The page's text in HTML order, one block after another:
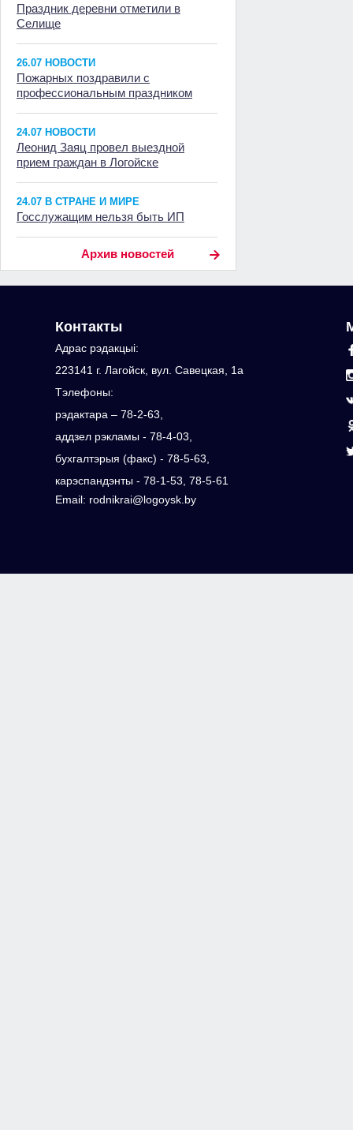
Праздник деревни отметили в
Селище
26.07 НОВОСТИ
Пожарных поздравили с
профессиональным праздником
24.07 НОВОСТИ
Леонид Заяц провел выездной
прием граждан в Логойске
24.07 В СТРАНЕ И МИРЕ
Госслужащим нельзя быть ИП
Архив новостей
Контакты
Адрас рэдакцыi:
223141 г. Лагойск, вул. Савецкая, 1а
Тэлефоны:
рэдактара – 78-2-63,
аддзел рэкламы - 78-4-03,
бухгалтэрыя (факс) - 78-5-63,
карэспандэнты - 78-1-53, 78-5-61
Email: rodnikrai@logoysk.by